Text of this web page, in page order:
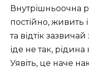
Внутрішньоочна
постійно, живить
та відтік
іде не так,
Уявіть, це наче